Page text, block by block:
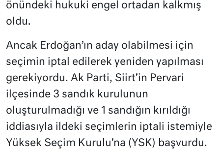
önündeki hukuki engel ortadan kalkmış
oldu.
Ancak Erdoğan’ın aday olabilmesi için
seçimin iptal edilerek yeniden yapılması
gerekiyordu. Ak Parti, Siirt’in Pervari
ilçesinde 3 sandık kurulunun
oluşturulmadığı ve 1 sandığın kırıldığı
iddiasıyla ildeki seçimlerin iptali istemiyle
Yüksek Seçim Kurulu’na (YSK) başvurdu.